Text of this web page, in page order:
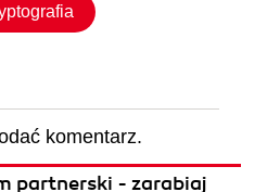
komentarz.
partnerski - zarabiaj